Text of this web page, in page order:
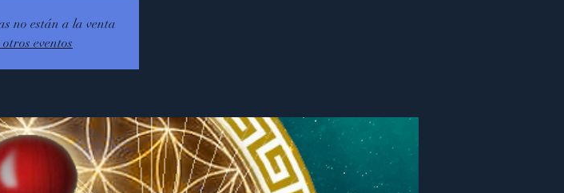
no están a la venta
otros eventos